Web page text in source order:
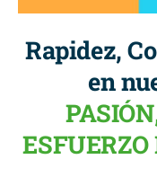
Rapidez,
en